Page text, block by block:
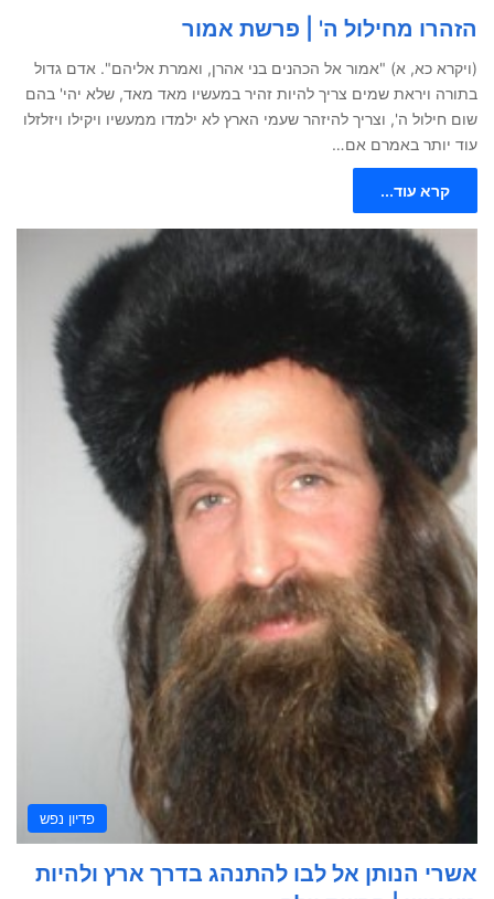
הזהרו מחילול ה' | פרשת אמור
(ויקרא כא, א) "אמור אל הכהנים בני אהרן, ואמרת אליהם". אדם גדול
בתורה ויראת שמים צריך להיות זהיר במעשיו מאד מאד, שלא יהי' בהם
שום חילול ה', וצריך להיזהר שעמי הארץ לא ילמדו ממעשיו ויקילו ויזלזלו
עוד יותר באמרם אם…
קרא עוד...
פדיון נפש
אשרי הנותן אל לבו להתנהג בדרך ארץ ולהיות